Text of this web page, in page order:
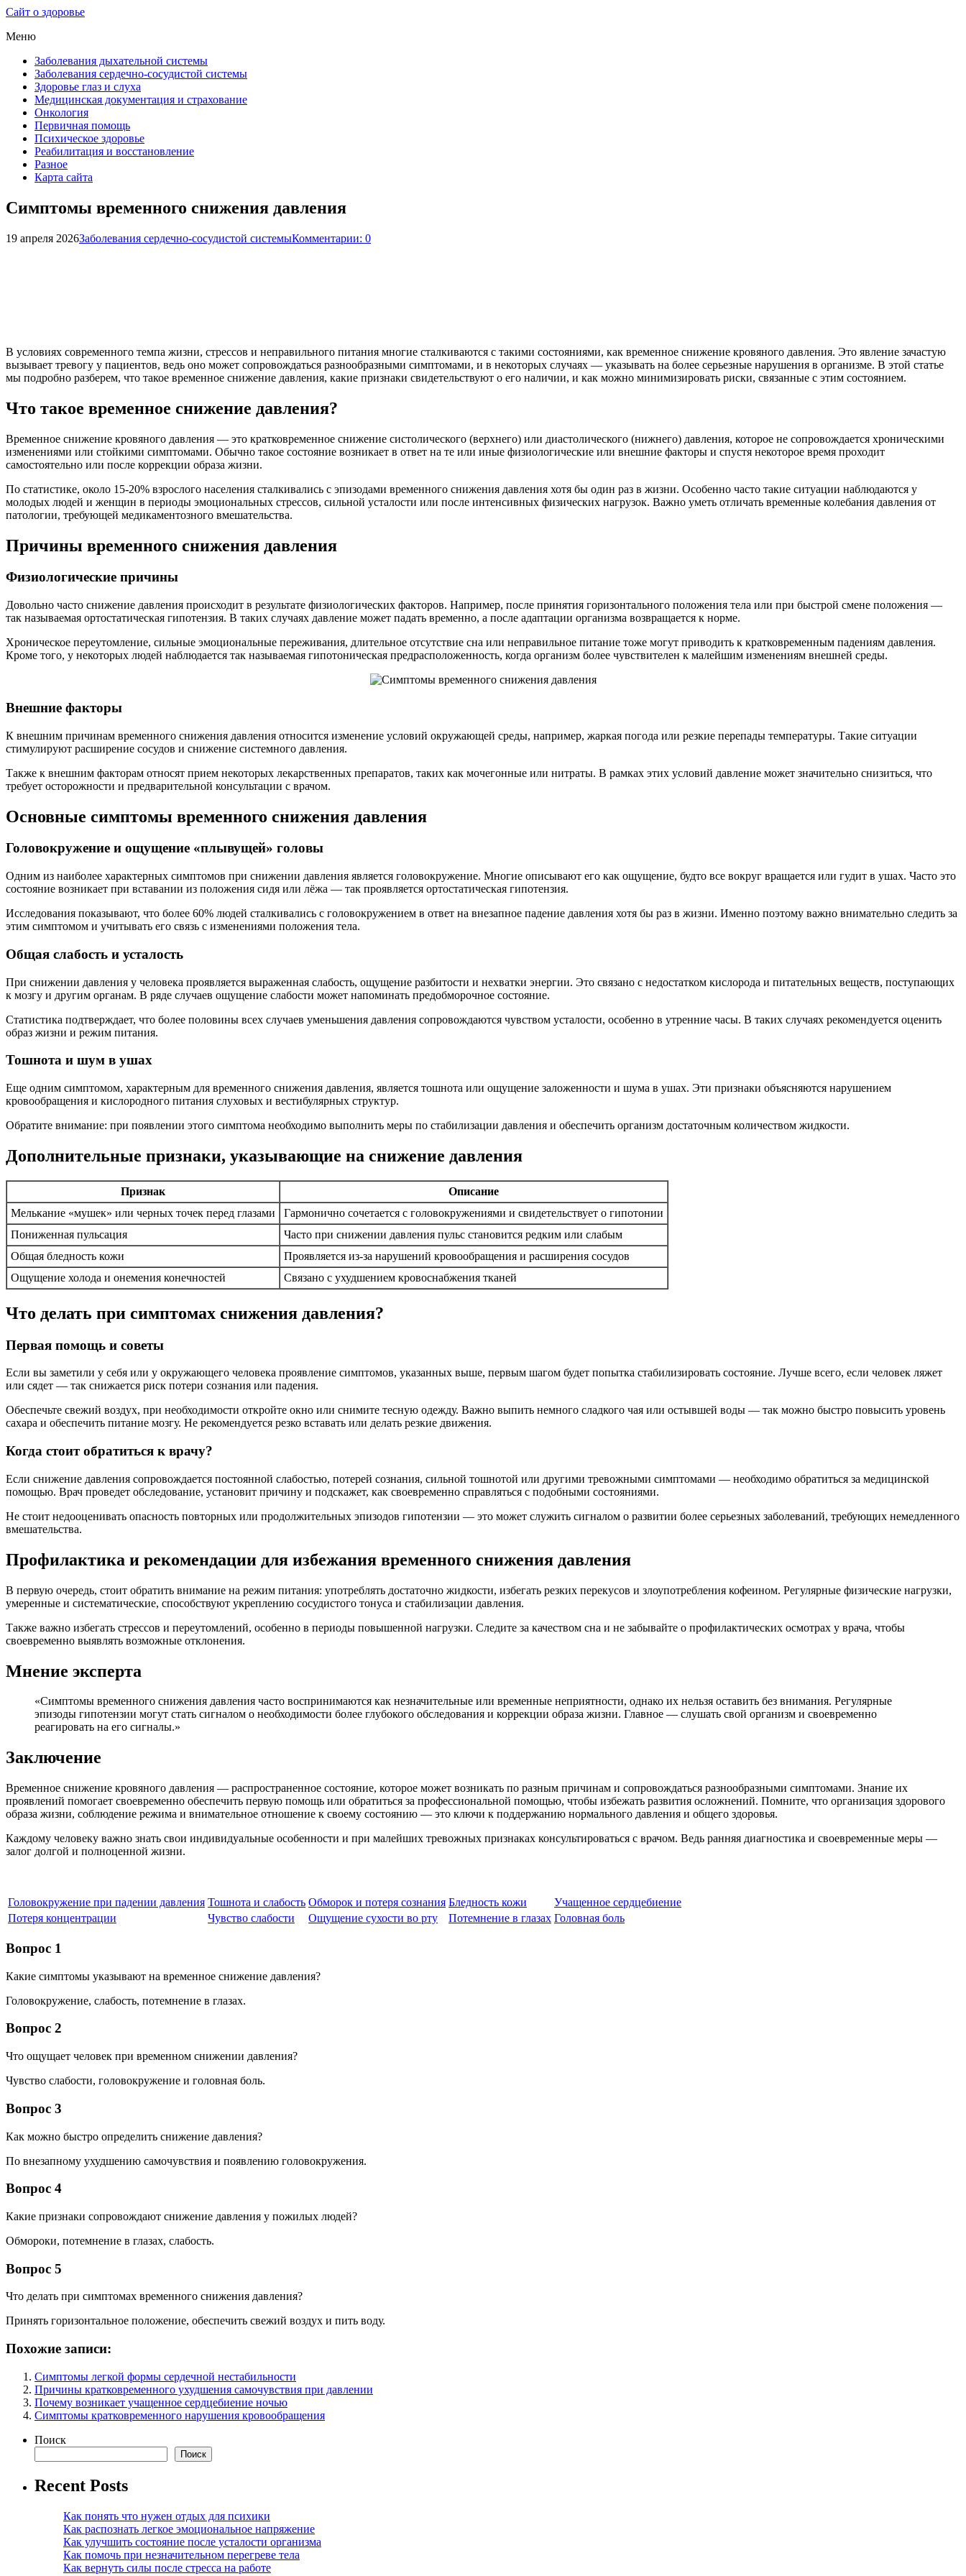
Сайт о здоровье
Меню
Заболевания дыхательной системы
Заболевания сердечно-сосудистой системы
Здоровье глаз и слуха
Медицинская документация и страхование
Онкология
Первичная помощь
Психическое здоровье
Реабилитация и восстановление
Разное
Карта сайта
Симптомы временного снижения давления
19 апреля 2026Заболевания сердечно-сосудистой системыКомментарии: 0
В условиях современного темпа жизни, стрессов и неправильного питания многие сталкиваются с такими состояниями, как временное снижение кровяного давления. Это явление зачастую
вызывает тревогу у пациентов, ведь оно может сопровождаться разнообразными симптомами, и в некоторых случаях — указывать на более серьезные нарушения в организме. В этой статье
мы подробно разберем, что такое временное снижение давления, какие признаки свидетельствуют о его наличии, и как можно минимизировать риски, связанные с этим состоянием.
Что такое временное снижение давления?
Временное снижение кровяного давления — это кратковременное снижение систолического (верхнего) или диастолического (нижнего) давления, которое не сопровождается хроническими
изменениями или стойкими симптомами. Обычно такое состояние возникает в ответ на те или иные физиологические или внешние факторы и спустя некоторое время проходит
самостоятельно или после коррекции образа жизни.
По статистике, около 15-20% взрослого населения сталкивались с эпизодами временного снижения давления хотя бы один раз в жизни. Особенно часто такие ситуации наблюдаются у
молодых людей и женщин в периоды эмоциональных стрессов, сильной усталости или после интенсивных физических нагрузок. Важно уметь отличать временные колебания давления от
патологии, требующей медикаментозного вмешательства.
Причины временного снижения давления
Физиологические причины
Довольно часто снижение давления происходит в результате физиологических факторов. Например, после принятия горизонтального положения тела или при быстрой смене положения —
так называемая ортостатическая гипотензия. В таких случаях давление может падать временно, а после адаптации организма возвращается к норме.
Хроническое переутомление, сильные эмоциональные переживания, длительное отсутствие сна или неправильное питание тоже могут приводить к кратковременным падениям давления.
Кроме того, у некоторых людей наблюдается так называемая гипотоническая предрасположенность, когда организм более чувствителен к малейшим изменениям внешней среды.
Внешние факторы
К внешним причинам временного снижения давления относится изменение условий окружающей среды, например, жаркая погода или резкие перепады температуры. Такие ситуации
стимулируют расширение сосудов и снижение системного давления.
Также к внешним факторам относят прием некоторых лекарственных препаратов, таких как мочегонные или нитраты. В рамках этих условий давление может значительно снизиться, что
требует осторожности и предварительной консультации с врачом.
Основные симптомы временного снижения давления
Головокружение и ощущение «плывущей» головы
Одним из наиболее характерных симптомов при снижении давления является головокружение. Многие описывают его как ощущение, будто все вокруг вращается или гудит в ушах. Часто это
состояние возникает при вставании из положения сидя или лёжа — так проявляется ортостатическая гипотензия.
Исследования показывают, что более 60% людей сталкивались с головокружением в ответ на внезапное падение давления хотя бы раз в жизни. Именно поэтому важно внимательно следить за
этим симптомом и учитывать его связь с изменениями положения тела.
Общая слабость и усталость
При снижении давления у человека проявляется выраженная слабость, ощущение разбитости и нехватки энергии. Это связано с недостатком кислорода и питательных веществ, поступающих
к мозгу и другим органам. В ряде случаев ощущение слабости может напоминать предобморочное состояние.
Статистика подтверждает, что более половины всех случаев уменьшения давления сопровождаются чувством усталости, особенно в утренние часы. В таких случаях рекомендуется оценить
образ жизни и режим питания.
Тошнота и шум в ушах
Еще одним симптомом, характерным для временного снижения давления, является тошнота или ощущение заложенности и шума в ушах. Эти признаки объясняются нарушением
кровообращения и кислородного питания слуховых и вестибулярных структур.
Обратите внимание: при появлении этого симптома необходимо выполнить меры по стабилизации давления и обеспечить организм достаточным количеством жидкости.
Дополнительные признаки, указывающие на снижение давления
Признак
Описание
Мелькание «мушек» или черных точек перед глазами
Гармонично сочетается с головокружениями и свидетельствует о гипотонии
Пониженная пульсация
Часто при снижении давления пульс становится редким или слабым
Общая бледность кожи
Проявляется из-за нарушений кровообращения и расширения сосудов
Ощущение холода и онемения конечностей
Связано с ухудшением кровоснабжения тканей
Что делать при симптомах снижения давления?
Первая помощь и советы
Если вы заметили у себя или у окружающего человека проявление симптомов, указанных выше, первым шагом будет попытка стабилизировать состояние. Лучше всего, если человек ляжет
или сядет — так снижается риск потери сознания или падения.
Обеспечьте свежий воздух, при необходимости откройте окно или снимите тесную одежду. Важно выпить немного сладкого чая или остывшей воды — так можно быстро повысить уровень
сахара и обеспечить питание мозгу. Не рекомендуется резко вставать или делать резкие движения.
Когда стоит обратиться к врачу?
Если снижение давления сопровождается постоянной слабостью, потерей сознания, сильной тошнотой или другими тревожными симптомами — необходимо обратиться за медицинской
помощью. Врач проведет обследование, установит причину и подскажет, как своевременно справляться с подобными состояниями.
Не стоит недооценивать опасность повторных или продолжительных эпизодов гипотензии — это может служить сигналом о развитии более серьезных заболеваний, требующих немедленного
вмешательства.
Профилактика и рекомендации для избежания временного снижения давления
В первую очередь, стоит обратить внимание на режим питания: употреблять достаточно жидкости, избегать резких перекусов и злоупотребления кофеином. Регулярные физические нагрузки,
умеренные и систематические, способствуют укреплению сосудистого тонуса и стабилизации давления.
Также важно избегать стрессов и переутомлений, особенно в периоды повышенной нагрузки. Следите за качеством сна и не забывайте о профилактических осмотрах у врача, чтобы
своевременно выявлять возможные отклонения.
Мнение эксперта
«Симптомы временного снижения давления часто воспринимаются как незначительные или временные неприятности, однако их нельзя оставить без внимания. Регулярные
эпизоды гипотензии могут стать сигналом о необходимости более глубокого обследования и коррекции образа жизни. Главное — слушать свой организм и своевременно
реагировать на его сигналы.»
Заключение
Временное снижение кровяного давления — распространенное состояние, которое может возникать по разным причинам и сопровождаться разнообразными симптомами. Знание их
проявлений помогает своевременно обеспечить первую помощь или обратиться за профессиональной помощью, чтобы избежать развития осложнений. Помните, что организация здорового
образа жизни, соблюдение режима и внимательное отношение к своему состоянию — это ключи к поддержанию нормального давления и общего здоровья.
Каждому человеку важно знать свои индивидуальные особенности и при малейших тревожных признаках консультироваться с врачом. Ведь ранняя диагностика и своевременные меры —
залог долгой и полноценной жизни.
Головокружение при падении давления Тошнота и слабость Обморок и потеря сознания Бледность кожи
Учащенное сердцебиение
Потеря концентрации
Чувство слабости Ощущение сухости во рту Потемнение в глазах Головная боль
Вопрос 1
Какие симптомы указывают на временное снижение давления?
Головокружение, слабость, потемнение в глазах.
Вопрос 2
Что ощущает человек при временном снижении давления?
Чувство слабости, головокружение и головная боль.
Вопрос 3
Как можно быстро определить снижение давления?
По внезапному ухудшению самочувствия и появлению головокружения.
Вопрос 4
Какие признаки сопровождают снижение давления у пожилых людей?
Обмороки, потемнение в глазах, слабость.
Вопрос 5
Что делать при симптомах временного снижения давления?
Принять горизонтальное положение, обеспечить свежий воздух и пить воду.
Похожие записи:
Симптомы легкой формы сердечной нестабильности
Причины кратковременного ухудшения самочувствия при давлении
Почему возникает учащенное сердцебиение ночью
Симптомы кратковременного нарушения кровообращения
Поиск
Поиск
Recent Posts
Как понять что нужен отдых для психики
Как распознать легкое эмоциональное напряжение
Как улучшить состояние после усталости организма
Как помочь при незначительном перегреве тела
Как вернуть силы после стресса на работе